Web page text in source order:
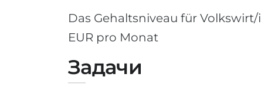
Das Gehaltsniveau für
EUR pro Monat
Задачи